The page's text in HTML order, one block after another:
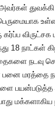
விருட்சக
18 நாட்கள்
நடவு
மரத்தை
பயன்படுத்த